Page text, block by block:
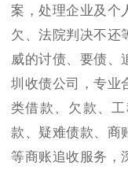
案，处理企业及个
欠、法院判决不还
威的讨债、要债、
圳收债公司，专业
类借款、欠款、
款、疑难债款、商
等商账追收服务，